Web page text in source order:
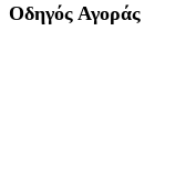
Οδηγός Αγοράς